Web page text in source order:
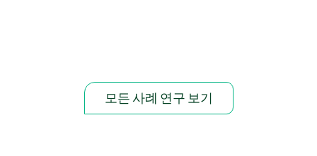
모든 사례 연구 보기